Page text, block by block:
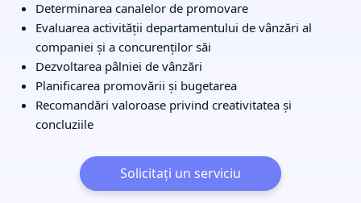
Determinarea canalelor de promovare
Evaluarea activității departamentului de vânzări al
companiei și a concurenților săi
Dezvoltarea pâlniei de vânzări
Planificarea promovării și bugetarea
Recomandări valoroase privind creativitatea și
concluziile
Solicitați un serviciu